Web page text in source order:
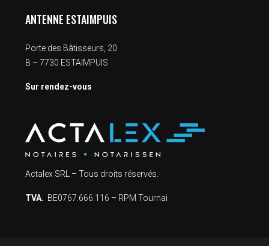
ANTENNE ESTAIMPUIS
Porte des Bâtisseurs, 20
B – 7730 ESTAIMPUIS
Sur rendez-vous
Actalex SRL – Tous droits réservés.
TVA. BE0767.666.116 – RPM Tournai